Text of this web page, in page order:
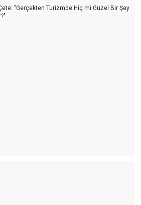
"Gerçekten Turizmde Hiç mi Güzel Bir Şey